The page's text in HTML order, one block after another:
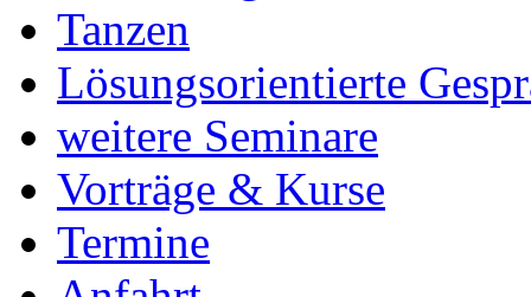
Tanzen
Lösungsorientierte
weitere Seminare
Vorträge & Kurse
Termine